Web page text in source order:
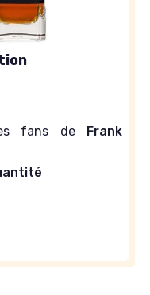
fans de
Frank